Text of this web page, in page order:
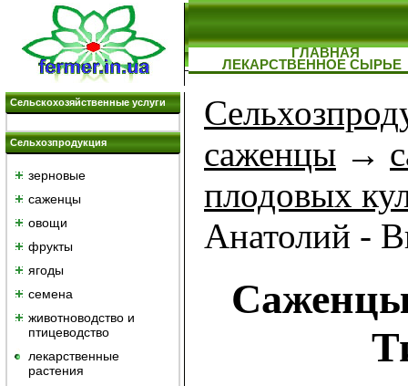
ГЛАВНАЯ
ЛЕКАРСТВЕННОЕ СЫРЬЕ
Сельскохозяйственные услуги
Сельхозпродукция
зерновые
саженцы
овощи
фрукты
ягоды
семена
животноводство и
птицеводство
лекарственные
растения
саженцы →
плодовых
Анатолий -